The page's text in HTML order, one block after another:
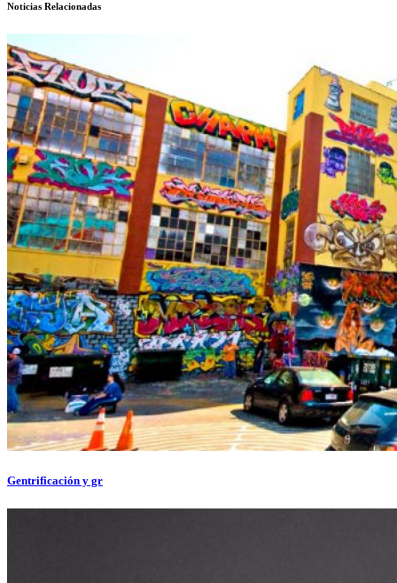
Noticias Relacionadas
Gentrificación y gr